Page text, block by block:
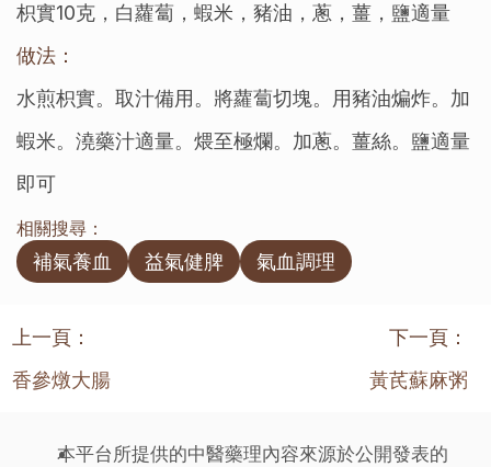
枳實10克，白蘿蔔，蝦米，豬油，蔥，薑，鹽適量
做法：
水煎枳實。取汁備用。將蘿蔔切塊。用豬油煸炸。加
蝦米。澆藥汁適量。煨至極爛。加蔥。薑絲。鹽適量
即可
相關搜尋：
補氣養血 益氣健脾 氣血調理
上一頁：
香參燉大腸
下一頁：
黃芪蘇麻粥
本平台所提供的中醫藥理內容來源於公開發表的